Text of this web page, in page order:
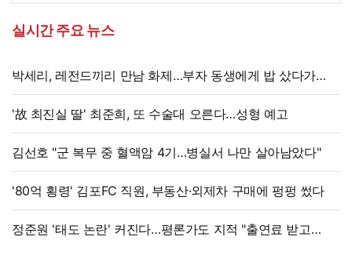
실시간 주요 뉴스
박세리, 레전드끼리 만남 화제…부자 동생에게 밥 샀다가
'반전'
'故 최진실 딸' 최준희, 또 수술대 오른다…성형 예고
김선호 "군 복무 중 혈액암 4기…병실서 나만 살아남았다"
'80억 횡령' 김포FC 직원, 부동산·외제차 구매에 펑펑 썼다
정준원 '태도 논란' 커진다…평론가도 지적 "출연료 받고